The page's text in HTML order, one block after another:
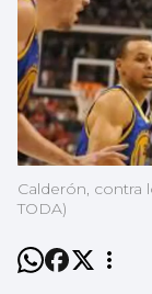
Calderón, contra
TODA)